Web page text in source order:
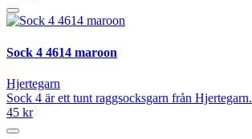
Sock 4 4614 maroon
Hjertegarn
Sock 4 är ett tunt raggsocksgarn från Hjertegarn.
45 kr